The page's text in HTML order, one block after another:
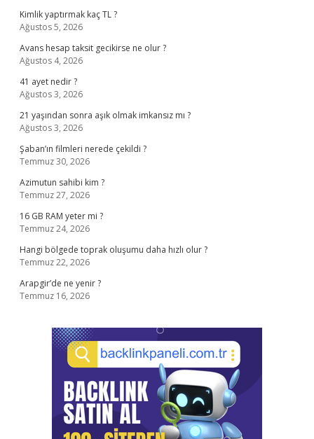
Kimlik yaptırmak kaç TL ?
Ağustos 5, 2026
Avans hesap taksit gecikirse ne olur ?
Ağustos 4, 2026
41 ayet nedir ?
Ağustos 3, 2026
21 yaşından sonra aşık olmak imkansız mı ?
Ağustos 3, 2026
Şaban’ın filmleri nerede çekildi ?
Temmuz 30, 2026
Azimutun sahibi kim ?
Temmuz 27, 2026
16 GB RAM yeter mi ?
Temmuz 24, 2026
Hangi bölgede toprak oluşumu daha hızlı olur ?
Temmuz 22, 2026
Arapgir’de ne yenir ?
Temmuz 16, 2026